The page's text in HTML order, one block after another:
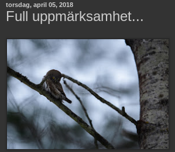
torsdag, april 05, 2018
Full uppmärksamhet...